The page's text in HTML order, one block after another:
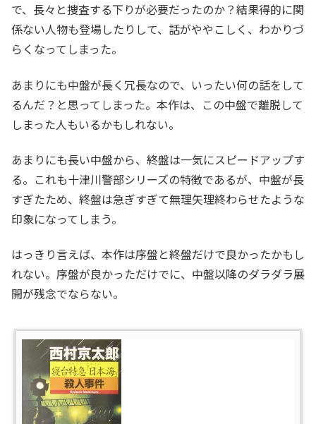
で、長々と捜査する下りが必要だったのか？結果得的に関
係ない人物も登場したりして、話がややこしく、わかりづ
らくなってしまった。
あまりにも中盤が長く冗長なので、いったい何の話をして
るんだ？と思ってしまった。本作は、この中盤で離脱して
しまった人もいるかもしれない。
あまりにも長い中盤から、終盤は一気にスピードアップす
る。これも十津川警部シリーズの特徴であるが、中盤が長
すぎたため、終盤は急ぎすぎて無理矢理終わらせたような
印象になってしまう。
はっきり言えば、本作は序盤と終盤だけで良かったかもし
れない。序盤が良かっただけでに、中盤以降のダラダラ展
開が残念でならない。